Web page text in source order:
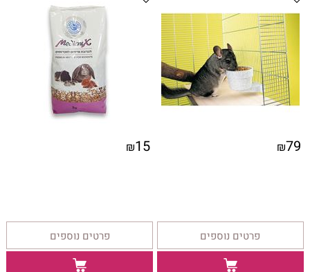
₪79
פרטים נוספים
₪15
פרטים נוספים